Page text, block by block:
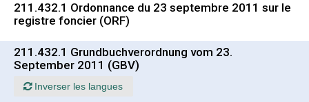
211.432.1 Ordonnance du 23 septembre 2011 sur le
registre foncier (ORF)
211.432.1 Grundbuchverordnung vom 23.
September 2011 (GBV)
Inverser les langues